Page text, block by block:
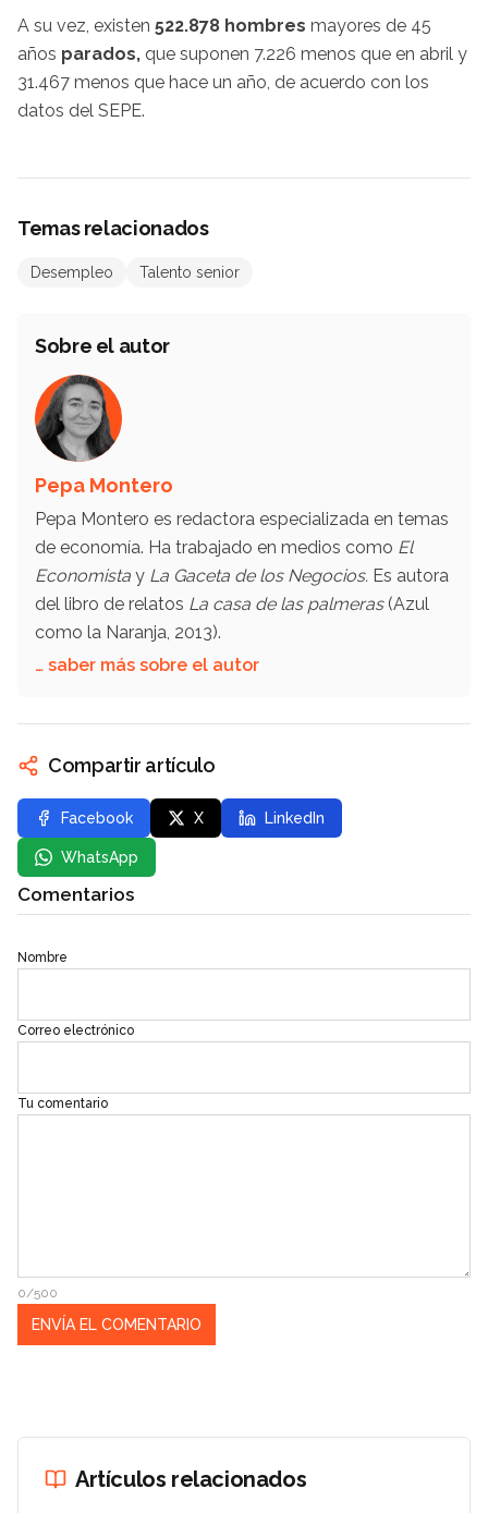
A su vez, existen 522.878 hombres mayores de 45
años parados, que suponen 7.226 menos que en abril y
31.467 menos que hace un año, de acuerdo con los
datos del SEPE.
Temas relacionados
Desempleo Talento senior
Sobre el autor
Pepa Montero
Pepa Montero es redactora especializada en temas
de economía. Ha trabajado en medios como El
Economista y La Gaceta de los Negocios. Es autora
del libro de relatos La casa de las palmeras(Azul
como la Naranja, 2013).
… saber más sobre el autor
Compartir artículo
Facebook X LinkedIn
WhatsApp
Comentarios
Nombre
Correo electrónico
Tu comentario
0/500
Artículos relacionados